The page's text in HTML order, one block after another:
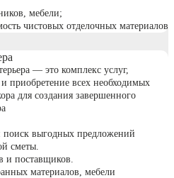
мебели;
чистовых отделочных материалов
— это комплекс услуг,
приобретение всех необходимых
для создания завершенного
выгодных предложений
сметы.
и поставщиков.
материалов, мебели